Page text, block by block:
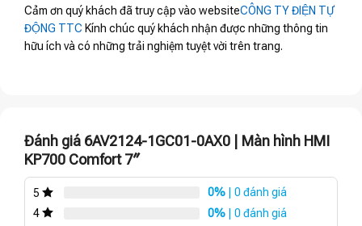
Cảm ơn quý khách đã truy cập vào websiteCÔNG TY ĐIỆN TỰ
ĐỘNG TTC Kính chúc quý khách nhận được những thông tin
hữu ích và có những trải nghiệm tuyệt vời trên trang.
Đánh giá 6AV2124-1GC01-0AX0 | Màn hình HMI
KP700 Comfort 7″
5 0% | 0 đánh giá
4
0% | 0 đánh giá